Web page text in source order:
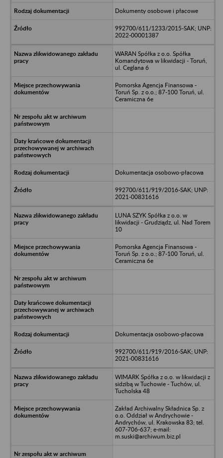
Dokumenty osobowe i płacowe
992700/611/1233/2015-SAK; UNP:
2022-00001387
WARAN Spółka z o.o. Spółka
Komandytowa w likwidacji - Toruń,
ul. Ceglana 6
Pomorska Agencja Finansowa -
Toruń Sp. z o.o.; 87-100 Toruń, ul.
Ceramiczna 6e
Dokumentacja osobowo-płacowa
992700/611/919/2016-SAK; UNP:
2021-00831616
LUNA SZYK Spółka z o.o. w
likwidacji - Grudziądz, ul. Nad Torem
10
Pomorska Agencja Finansowa -
Toruń Sp. z o.o.; 87-100 Toruń, ul.
Ceramiczna 6e
Dokumentacja osobowo-płacowa
992700/611/919/2016-SAK; UNP:
2021-00831616
WIMARK Spółka z o.o. w likwidacji z
sidzibą w Tuchowie - Tuchów, ul.
Tucholska 48
Zakład Archiwalny Składnica Sp. z
o.o. Oddział w Andrychowie -
Andrychów, ul. Krakowska 83; tel.
607-706-637; e-mail:
m.suski@archiwum.biz.pl